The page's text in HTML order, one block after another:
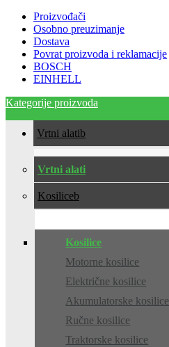
Proizvođači
Osobno preuzimanje
Dostava
Povrat proizvoda i reklamacije
BOSCH
EINHELL
Kategorije proizvoda
Vrtni alati
Vrtni alati
Kosilice
Kosilice
Motorne kosilice
Električne kosilice
Akumulatorske kosilice
Ručne kosilice
Traktorske kosilice